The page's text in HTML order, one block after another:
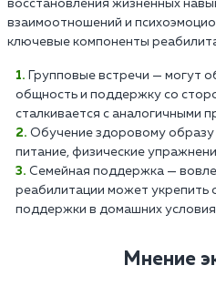
восстановления жизненных
взаимоотношений и
ключевые компоненты
Групповые встречи — могут
общность и поддержку со
сталкивается с аналогичными
Обучение здоровому
питание, физические
Семейная поддержка —
реабилитации может укрепить
поддержки в домашних
Мнение